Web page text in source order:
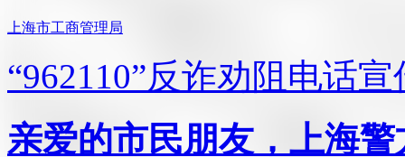
上海市工商管理局
“962110”反诈劝阻电话宣
亲爱的市民朋友，上海